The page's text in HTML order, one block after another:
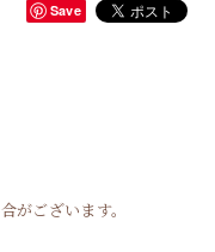
Save
がございます。